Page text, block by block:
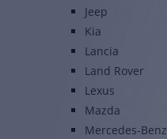
Jeep
Kia
Lancia
Land Rover
Lexus
Mazda
Mercedes-Benz